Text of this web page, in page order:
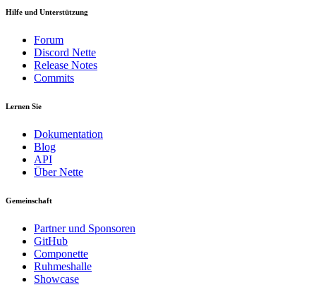
Hilfe und Unterstützung
Forum
Discord Nette
Release Notes
Commits
Lernen Sie
Dokumentation
Blog
API
Über Nette
Gemeinschaft
Partner und Sponsoren
GitHub
Componette
Ruhmeshalle
Showcase